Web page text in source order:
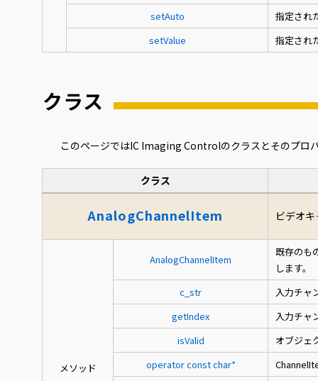
setAuto
指定され
setValue
指定され
クラス
このページではIC Imaging Controlのクラスとそのプロ
クラス
AnalogChannelItem ビデオ
メソッド
AnalogChannelItem
既存のも
します。
c_str
入力チャ
getIndex
入力チャ
isValid
オブジェ
operator const char*